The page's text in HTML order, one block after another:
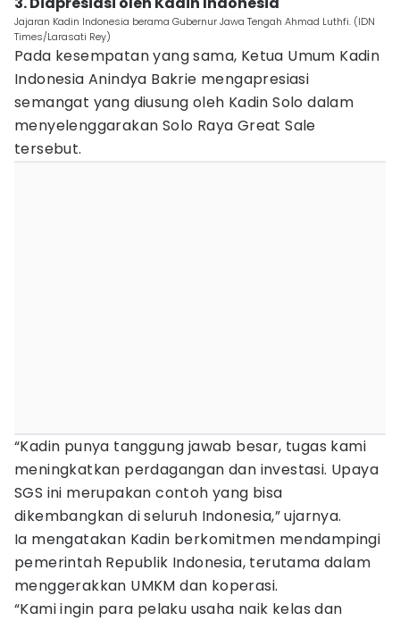
Jajaran Kadin Indonesia berama Gubernur Jawa Tengah Ahmad Luthfi. (IDN
Times/Larasati Rey)
Pada kesempatan yang sama, Ketua Umum Kadin
Indonesia Anindya Bakrie mengapresiasi
semangat yang diusung oleh Kadin Solo dalam
menyelenggarakan Solo Raya Great Sale
tersebut.
“Kadin punya tanggung jawab besar, tugas kami
meningkatkan perdagangan dan investasi. Upaya
SGS ini merupakan contoh yang bisa
dikembangkan di seluruh Indonesia,” ujarnya.
Ia mengatakan Kadin berkomitmen mendampingi
pemerintah Republik Indonesia, terutama dalam
menggerakkan UMKM dan koperasi.
“Kami ingin para pelaku usaha naik kelas dan